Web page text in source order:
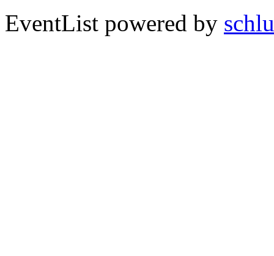
EventList powered by